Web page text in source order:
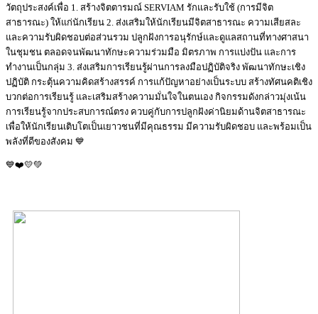
วัตถุประสงค์เพื่อ 1. สร้างจิตตารมณ์ SERVIAM รักและรับใช้ (การมีจิต
สาธารณะ) ให้แก่นักเรียน 2. ส่งเสริมให้นักเรียนมีจิตสาธารณะ ความเสียสละ
และความรับผิดชอบต่อส่วนรวม ปลูกฝังการอนุรักษ์และดูแลสถานที่ทางศาสนา
ในชุมชน ตลอดจนพัฒนาทักษะความร่วมมือ มิตรภาพ การแบ่งปัน และการ
ทำงานเป็นกลุ่ม 3. ส่งเสริมการเรียนรู้ผ่านการลงมือปฏิบัติจริง พัฒนาทักษะเชิง
ปฏิบัติ กระตุ้นความคิดสร้างสรรค์ การแก้ปัญหาอย่างเป็นระบบ สร้างทัศนคติเชิง
บวกต่อการเรียนรู้ และเสริมสร้างความมั่นใจในตนเอง กิจกรรมดังกล่าวมุ่งเน้น
การเรียนรู้จากประสบการณ์ตรง ควบคู่กับการปลูกฝังค่านิยมด้านจิตสาธารณะ
เพื่อให้นักเรียนเติบโตเป็นเยาวชนที่มีคุณธรรม มีความรับผิดชอบ และพร้อมเป็น
พลังที่ดีของสังคม 💙
💙❤️💛💚